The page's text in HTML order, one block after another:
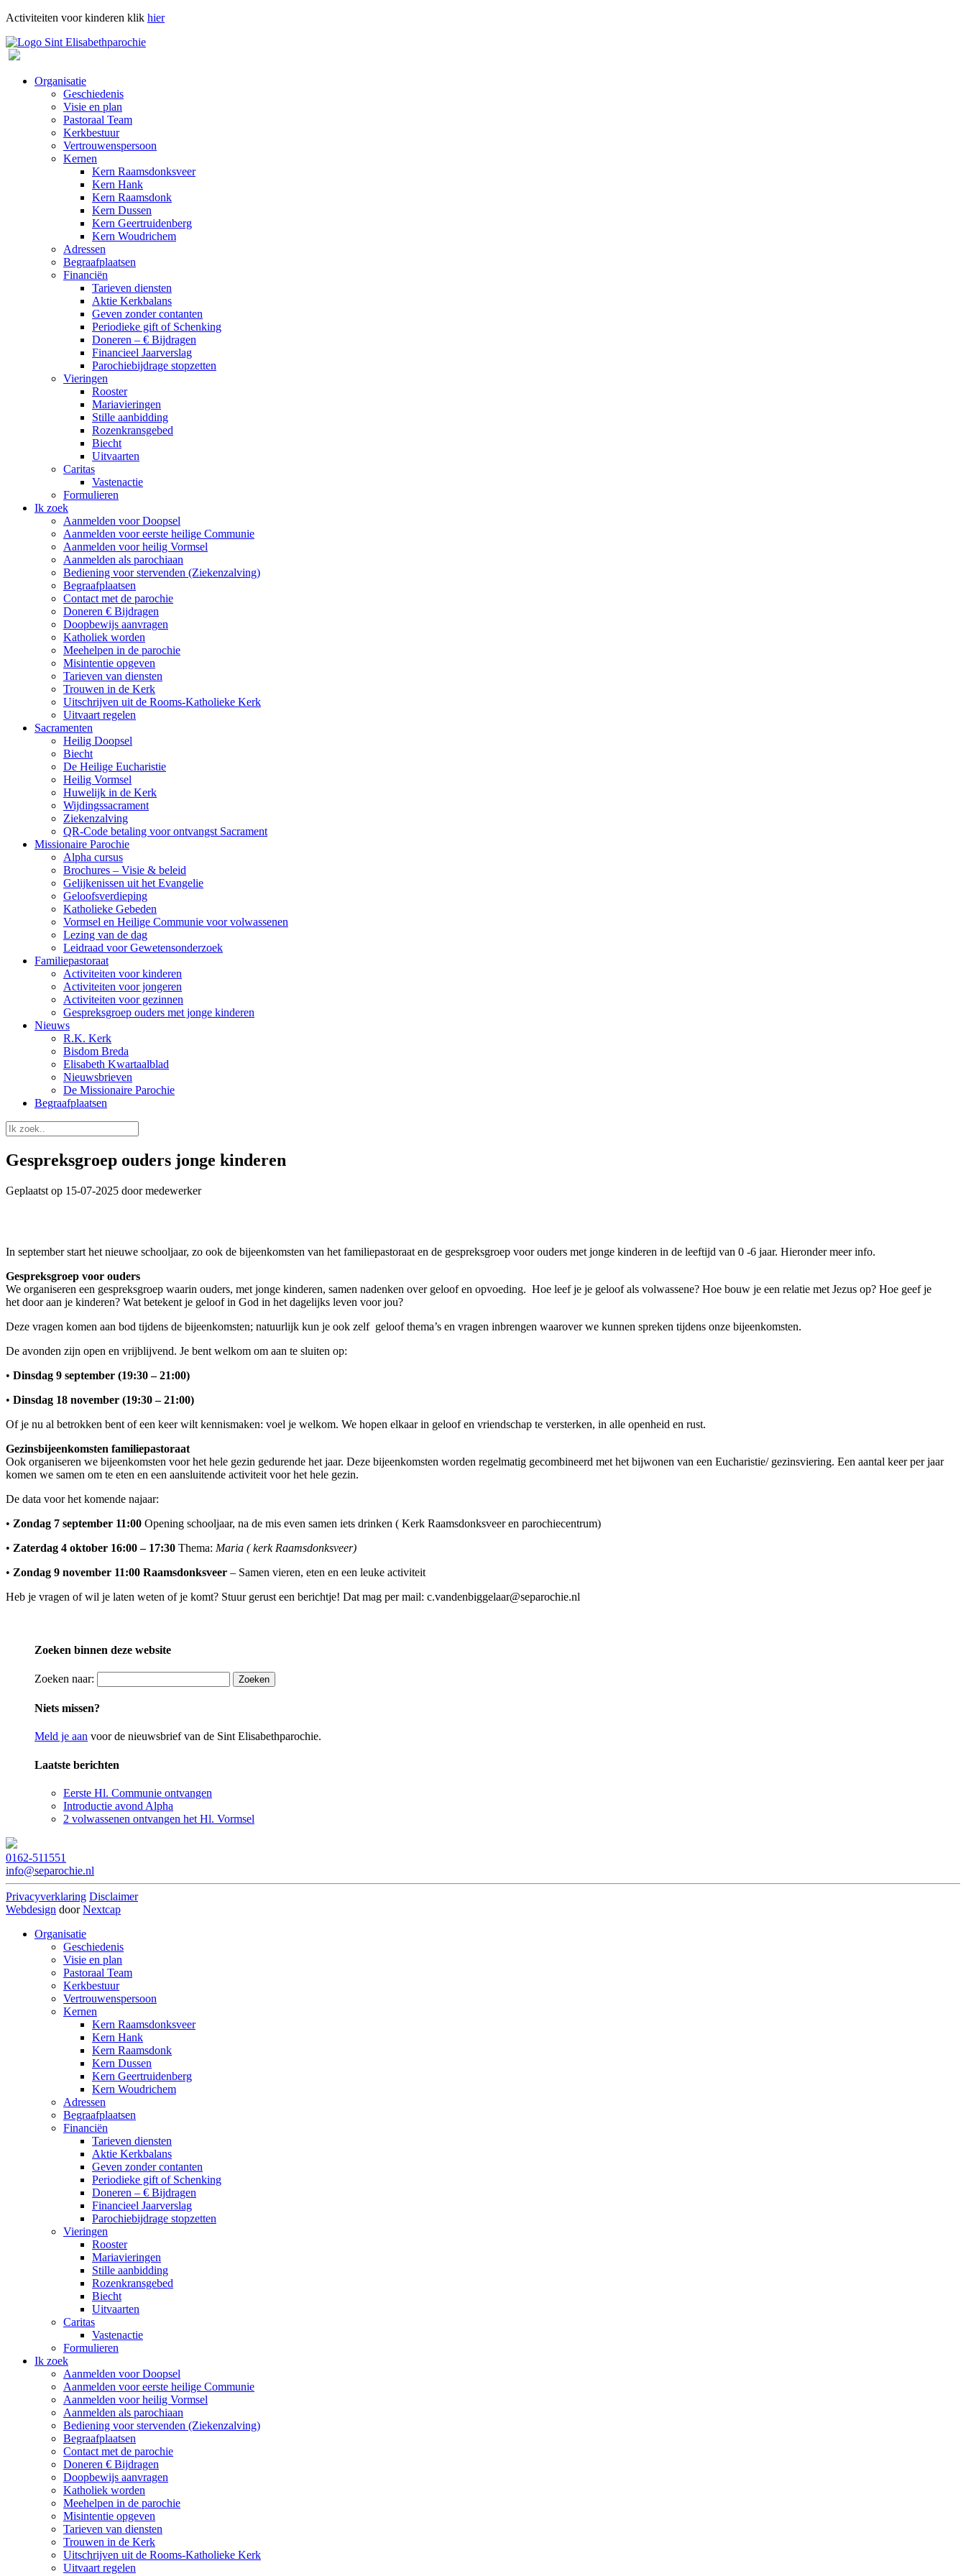
Activiteiten voor kinderen klik hier
Organisatie
Geschiedenis
Visie en plan
Pastoraal Team
Kerkbestuur
Vertrouwenspersoon
Kernen
Kern Raamsdonksveer
Kern Hank
Kern Raamsdonk
Kern Dussen
Kern Geertruidenberg
Kern Woudrichem
Adressen
Begraafplaatsen
Financiën
Tarieven diensten
Aktie Kerkbalans
Geven zonder contanten
Periodieke gift of Schenking
Doneren – € Bijdragen
Financieel Jaarverslag
Parochiebijdrage stopzetten
Vieringen
Rooster
Mariavieringen
Stille aanbidding
Rozenkransgebed
Biecht
Uitvaarten
Caritas
Vastenactie
Formulieren
Ik zoek
Aanmelden voor Doopsel
Aanmelden voor eerste heilige Communie
Aanmelden voor heilig Vormsel
Aanmelden als parochiaan
Bediening voor stervenden (Ziekenzalving)
Begraafplaatsen
Contact met de parochie
Doneren € Bijdragen
Doopbewijs aanvragen
Katholiek worden
Meehelpen in de parochie
Misintentie opgeven
Tarieven van diensten
Trouwen in de Kerk
Uitschrijven uit de Rooms-Katholieke Kerk
Uitvaart regelen
Sacramenten
Heilig Doopsel
Biecht
De Heilige Eucharistie
Heilig Vormsel
Huwelijk in de Kerk
Wijdingssacrament
Ziekenzalving
QR-Code betaling voor ontvangst Sacrament
Missionaire Parochie
Alpha cursus
Brochures – Visie & beleid
Gelijkenissen uit het Evangelie
Geloofsverdieping
Katholieke Gebeden
Vormsel en Heilige Communie voor volwassenen
Lezing van de dag
Leidraad voor Gewetensonderzoek
Familiepastoraat
Activiteiten voor kinderen
Activiteiten voor jongeren
Activiteiten voor gezinnen
Gespreksgroep ouders met jonge kinderen
Nieuws
R.K. Kerk
Bisdom Breda
Elisabeth Kwartaalblad
Nieuwsbrieven
De Missionaire Parochie
Begraafplaatsen
Gespreksgroep ouders jonge kinderen
Geplaatst op 15-07-2025 door medewerker
In september start het nieuwe schooljaar, zo ook de bijeenkomsten van het familiepastoraat en de gespreksgroep voor ouders met jonge kinderen in de leeftijd van 0 -6 jaar. Hieronder meer info.
Gespreksgroep voor ouders
We organiseren een gespreksgroep waarin ouders, met jonge kinderen, samen nadenken over geloof en opvoeding. Hoe leef je je geloof als volwassene? Hoe bouw je een relatie met Jezus op? Hoe geef je
het door aan je kinderen? Wat betekent je geloof in God in het dagelijks leven voor jou?
Deze vragen komen aan bod tijdens de bijeenkomsten; natuurlijk kun je ook zelf geloof thema’s en vragen inbrengen waarover we kunnen spreken tijdens onze bijeenkomsten.
De avonden zijn open en vrijblijvend. Je bent welkom om aan te sluiten op:
• Dinsdag 9 september (19:30 – 21:00)
• Dinsdag 18 november (19:30 – 21:00)
Of je nu al betrokken bent of een keer wilt kennismaken: voel je welkom. We hopen elkaar in geloof en vriendschap te versterken, in alle openheid en rust.
Gezinsbijeenkomsten familiepastoraat
Ook organiseren we bijeenkomsten voor het hele gezin gedurende het jaar. Deze bijeenkomsten worden regelmatig gecombineerd met het bijwonen van een Eucharistie/ gezinsviering. Een aantal keer per jaar
komen we samen om te eten en een aansluitende activiteit voor het hele gezin.
De data voor het komende najaar:
• Zondag 7 september 11:00 Opening schooljaar, na de mis even samen iets drinken ( Kerk Raamsdonksveer en parochiecentrum)
• Zaterdag 4 oktober 16:00 – 17:30 Thema: Maria ( kerk Raamsdonksveer)
• Zondag 9 november 11:00 Raamsdonksveer – Samen vieren, eten en een leuke activiteit
Heb je vragen of wil je laten weten of je komt? Stuur gerust een berichtje! Dat mag per mail: c.vandenbiggelaar@separochie.nl
Zoeken binnen deze website
Zoeken naar:
Niets missen?
Meld je aan voor de nieuwsbrief van de Sint Elisabethparochie.
Laatste berichten
Eerste Hl. Communie ontvangen
Introductie avond Alpha
2 volwassenen ontvangen het Hl. Vormsel
0162-511551
info@separochie.nl
Privacyverklaring Disclaimer
Webdesign doorNextcap
Organisatie
Geschiedenis
Visie en plan
Pastoraal Team
Kerkbestuur
Vertrouwenspersoon
Kernen
Kern Raamsdonksveer
Kern Hank
Kern Raamsdonk
Kern Dussen
Kern Geertruidenberg
Kern Woudrichem
Adressen
Begraafplaatsen
Financiën
Tarieven diensten
Aktie Kerkbalans
Geven zonder contanten
Periodieke gift of Schenking
Doneren – € Bijdragen
Financieel Jaarverslag
Parochiebijdrage stopzetten
Vieringen
Rooster
Mariavieringen
Stille aanbidding
Rozenkransgebed
Biecht
Uitvaarten
Caritas
Vastenactie
Formulieren
Ik zoek
Aanmelden voor Doopsel
Aanmelden voor eerste heilige Communie
Aanmelden voor heilig Vormsel
Aanmelden als parochiaan
Bediening voor stervenden (Ziekenzalving)
Begraafplaatsen
Contact met de parochie
Doneren € Bijdragen
Doopbewijs aanvragen
Katholiek worden
Meehelpen in de parochie
Misintentie opgeven
Tarieven van diensten
Trouwen in de Kerk
Uitschrijven uit de Rooms-Katholieke Kerk
Uitvaart regelen